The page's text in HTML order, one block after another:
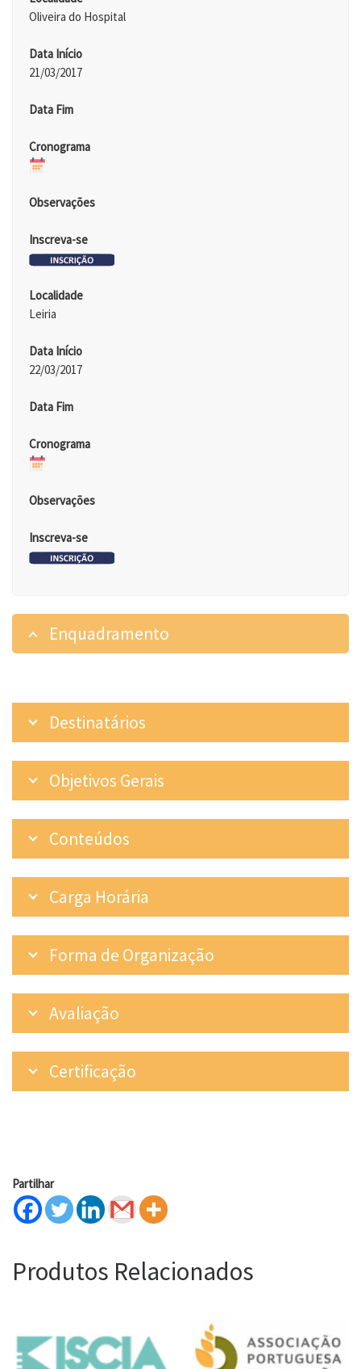
Oliveira do Hospital
Data Início
21/03/2017
Data Fim
Cronograma
Observações
Inscreva-se
Localidade
Leiria
Data Início
22/03/2017
Data Fim
Cronograma
Observações
Inscreva-se
Enquadramento
Destinatários
Objetivos Gerais
Conteúdos
Carga Horária
Forma de Organização
Avaliação
Certificação
Partilhar
Produtos Relacionados